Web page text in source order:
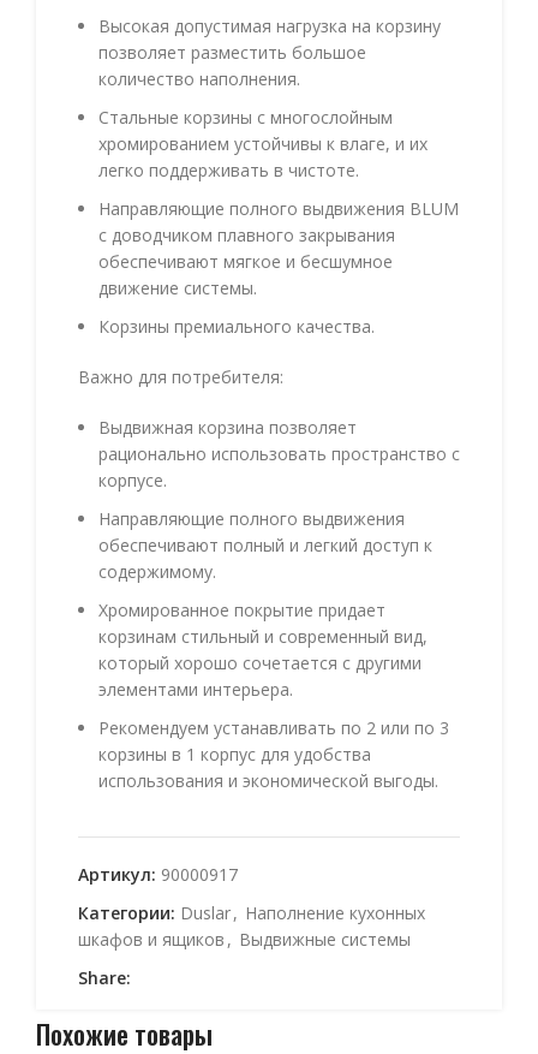
Высокая допустимая нагрузка на корзину
позволяет разместить большое
количество наполнения.
Стальные корзины с многослойным
хромированием устойчивы к влаге, и их
легко поддерживать в чистоте.
Направляющие полного выдвижения BLUM
с доводчиком плавного закрывания
обеспечивают мягкое и бесшумное
движение системы.
Корзины премиального качества.
Важно для потребителя:
Выдвижная корзина позволяет
рационально использовать пространство с
корпусе.
Направляющие полного выдвижения
обеспечивают полный и легкий доступ к
содержимому.
Хромированное покрытие придает
корзинам стильный и современный вид,
который хорошо сочетается с другими
элементами интерьера.
Рекомендуем устанавливать по 2 или по 3
корзины в 1 корпус для удобства
использования и экономической выгоды.
Артикул: 90000917
Категории: Duslar, Наполнение кухонных
шкафов и ящиков , Выдвижные системы
Share:
Похожие товары